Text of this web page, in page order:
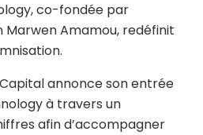
co-fondée par
Marwen Amamou, redéfinit
annonce son entrée
à travers un
afin d’accompagner